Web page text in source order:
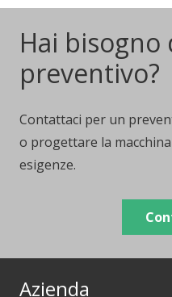
Hai bisogno
preventivo?
Contattaci per un
o progettare la
esigenze.
Azienda